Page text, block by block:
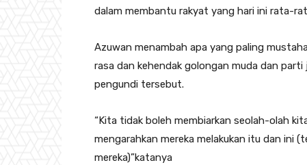
dalam membantu rakyat yang hari ini rata-
Azuwan menambah apa yang paling
rasa dan kehendak golongan muda dan
pengundi tersebut.
“Kita tidak boleh membiarkan seolah-olah
mengarahkan mereka melakukan itu dan ini
mereka)”katanya